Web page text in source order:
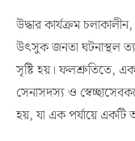
উদ্ধার কার্যক্রম
উৎসুক জনতা ঘটনাস্থল
সৃষ্টি হয়। ফলশ্রুতিতে,
সেনাসদস্য ও
হয়, যা এক পর্যায়ে একটি